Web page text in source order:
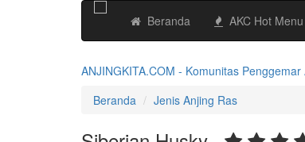
Beranda AKC Hot Menu
ANJINGKITA.COM - Komunitas
Beranda Jenis Anjing Ras